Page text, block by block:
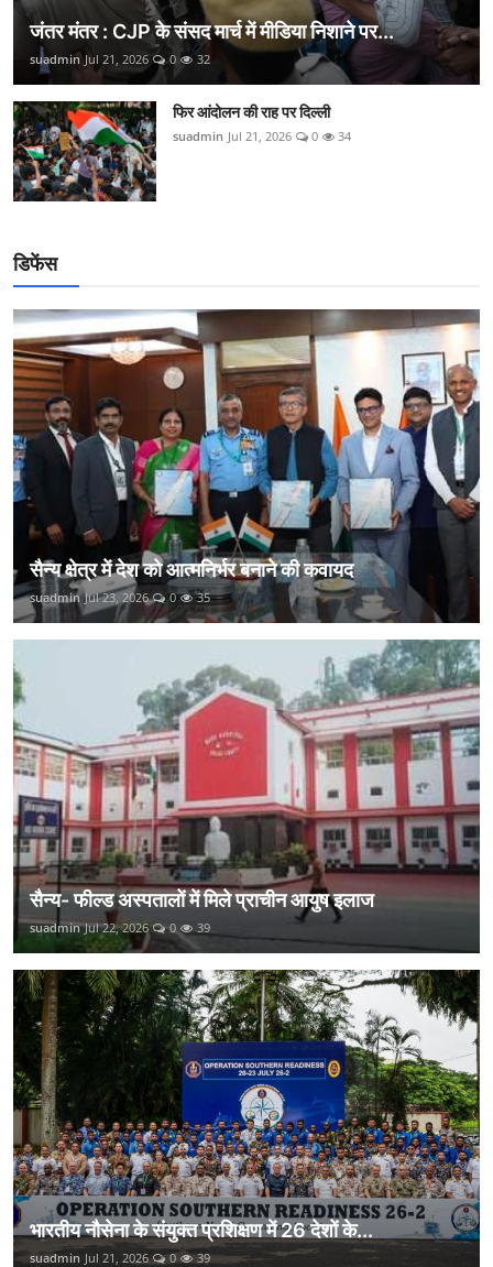
जंतर मंतर : CJP के संसद मार्च में मीडिया निशाने पर...
suadmin Jul 21, 2026 0 32
फिर आंदोलन की राह पर दिल्ली
suadmin Jul 21, 2026 0 34
डिफेंस
सैन्य क्षेत्र में देश को आत्मनिर्भर बनाने की कवायद
suadmin Jul 23, 2026 0 35
सैन्य- फील्ड अस्पतालों में मिले प्राचीन आयुष इलाज
suadmin Jul 22, 2026 0 39
भारतीय नौसेना के संयुक्त प्रशिक्षण में 26 देशों के...
suadmin Jul 21, 2026 0 39